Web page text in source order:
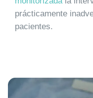
prácticamente
pacientes.